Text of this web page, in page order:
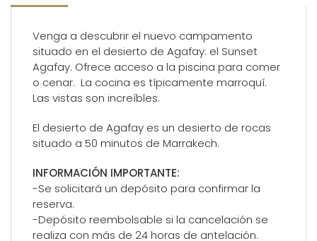
Venga a descubrir el nuevo campamento
situado en el desierto de Agafay: el Sunset
Agafay. Ofrece acceso a la piscina para comer
o cenar. La cocina es típicamente marroquí.
Las vistas son increíbles.
El desierto de Agafay es un desierto de rocas
situado a 50 minutos de Marrakech.
INFORMACIÓN IMPORTANTE:
-Se solicitará un depósito para confirmar la
reserva.
-Depósito reembolsable si la cancelación se
realiza con más de 24 horas de antelación.